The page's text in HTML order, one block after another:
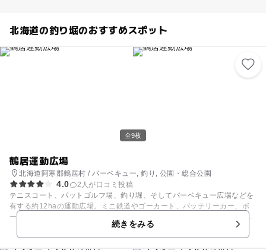
北海道の釣り堀のおすすめスポット
全9枚
鶴居運動広場
北海道阿寒郡鶴居村 / バーベキュー, 釣り, 公園・総合公園
4.0
2人が口コミ投稿
テニスコート、パットゴルフ場、釣り堀、そしてバーベキュー広場などを
有する約12haの運動広場。ミニ鉄道やゴーカート、バッテリーカー、ボ
ートなど子供達が大好きな乗り物系遊具も充実しており大人から子どもま
で楽しめるスポットです。また園内にはお洒落な外観のカフェもあり、お
茶はもちろん鶴居町自慢の「つるいチーズ」を使ったメニューもいただけ
続きをみる